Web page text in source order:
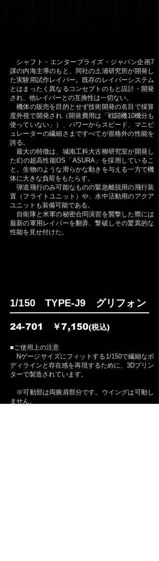
シャフト・エンタープライズ・ジャパン企画7
課の内海主導のもと、同社の土浦研究所が開発し
た実験用試作レイバー。既存のレイバーシステム
とはまったく異なるコンセプトのもと設計・開発
され、他レイバーとの互換性は一切ない。
機体の販売を目的とせず技術開発の名目で採算
度外視で開発され（開発費用は「戦闘機10機分も
使っていない」）、パワーからスピード、マニピ
ュレーターの繊細さまですべてが規格外の性能を
誇る。
最大の特徴は、城南工科大古柳研究室が開発し
た幻の超高性能OS「ASURA」を採用しているこ
と。生物のような滑らかな動きを与える一方で機
体に大きな負荷をもたらす。
弾道飛行のみ可能なものの緊急離脱用の飛行装
置（フライトユニット）や、水中活動用のアクア
ユニットも装備可能である。
自衛隊と米軍の秘密合同演習を襲撃した際には
最新の軍用レイバーを翻弄、撃破しその驚異的な
性能を見せ付けた。
1/150 TYPE-J9 グリフォン
■ご使用上の注意
Nゲージサイズにフィットする1/150で繊細なボ
ディラインと存在感を再現するために、3Dプリン
ターで製造されています。
※可動部は両腕肩部分です。ウイングは可動し
ません。
24-701 ￥7,150(税込)